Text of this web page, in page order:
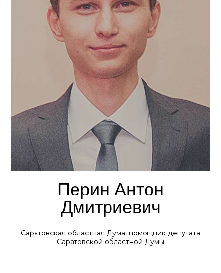
Перин Антон
Дмитриевич
Саратовская областная Дума, помощник депутата
Саратовской областной Думы